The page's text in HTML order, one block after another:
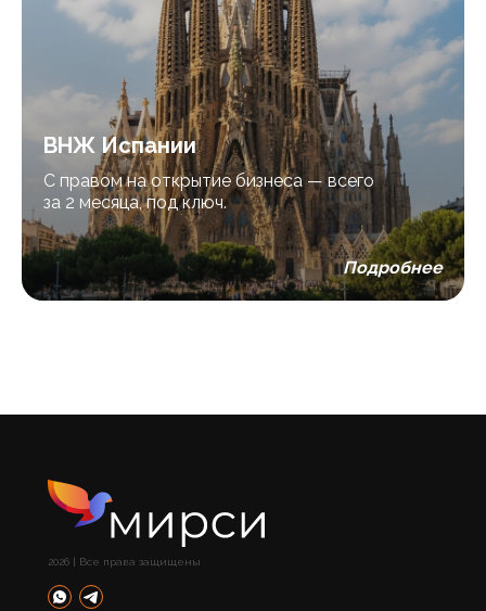
ВНЖ Испании
С правом на открытие бизнеса — всего
за 2 месяца, под ключ.
Подробнее
2026 | Все права защищены